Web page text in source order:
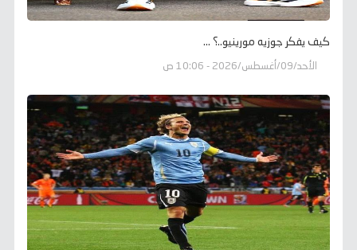
كيف يفكر جوزيه مورينيو..؟ ...
الأحد/09/أغسطس/2026 - 10:06 ص